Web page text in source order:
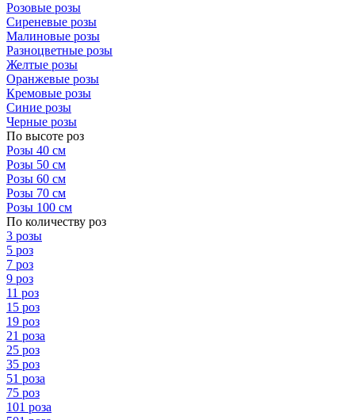
Розовые розы
Сиреневые розы
Малиновые розы
Разноцветные розы
Желтые розы
Оранжевые розы
Кремовые розы
Синие розы
Черные розы
По высоте роз
Розы 40 см
Розы 50 см
Розы 60 см
Розы 70 см
Розы 100 см
По количеству роз
3 розы
5 роз
7 роз
9 роз
11 роз
15 роз
19 роз
21 роза
25 роз
35 роз
51 роза
75 роз
101 роза